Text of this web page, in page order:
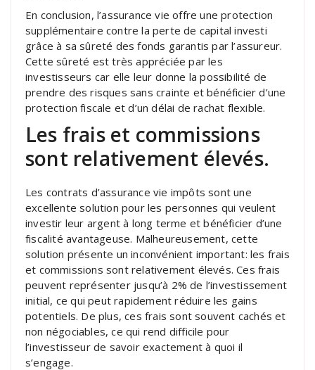
En conclusion, l’assurance vie offre une protection
supplémentaire contre la perte de capital investi
grâce à sa sûreté des fonds garantis par l’assureur.
Cette sûreté est très appréciée par les
investisseurs car elle leur donne la possibilité de
prendre des risques sans crainte et bénéficier d’une
protection fiscale et d’un délai de rachat flexible.
Les frais et commissions
sont relativement élevés.
Les contrats d’assurance vie impôts sont une
excellente solution pour les personnes qui veulent
investir leur argent à long terme et bénéficier d’une
fiscalité avantageuse. Malheureusement, cette
solution présente un inconvénient important: les frais
et commissions sont relativement élevés. Ces frais
peuvent représenter jusqu’à 2% de l’investissement
initial, ce qui peut rapidement réduire les gains
potentiels. De plus, ces frais sont souvent cachés et
non négociables, ce qui rend difficile pour
l’investisseur de savoir exactement à quoi il
s’engage.